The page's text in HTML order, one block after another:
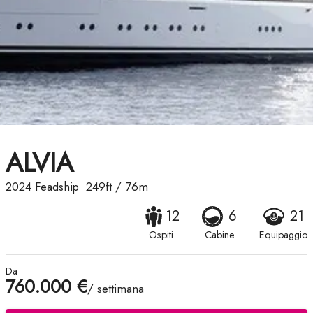
ALVIA
2024 Feadship 249ft/ 76m
12
Ospiti
6
Cabine
21
Equipaggio
Da
760.000 €/ settimana